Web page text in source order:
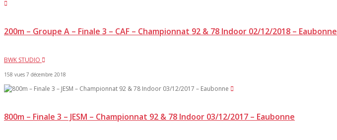
200m – Groupe A – Finale 3 – CAF – Championnat 92 & 78 Indoor 02/12/2018 – Eaubonne
BWK STUDIO
158 vues 7 décembre 2018
800m – Finale 3 – JESM – Championnat 92 & 78 Indoor 03/12/2017 – Eaubonne